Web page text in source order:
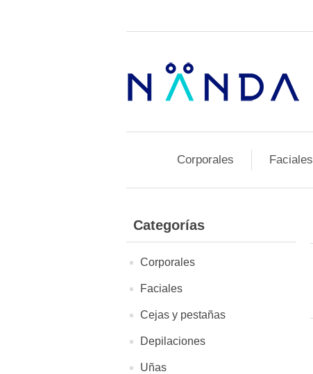
Corporales Faciales
Categorías
Corporales
Faciales
Cejas y pestañas
Depilaciones
Uñas